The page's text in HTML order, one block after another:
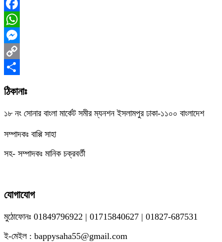
Facebook
WhatsApp
Messenger
Copy
Link
Share
ঠিকানাঃ
১৮ নং সোনার বাংলা মার্কেট সমীর ম্যনশন ইসলামপুর ঢাকা-১১০০ বাংলাদেশ
সম্পাদকঃ বাপ্পি সাহা
সহ- সম্পাদকঃ মানিক চক্রবর্তী
যোগাযোগ
মুঠোফোনঃ 01849796922 | 01715840627 | 01827-687531
ই-মেইল : bappysaha55@gmail.com